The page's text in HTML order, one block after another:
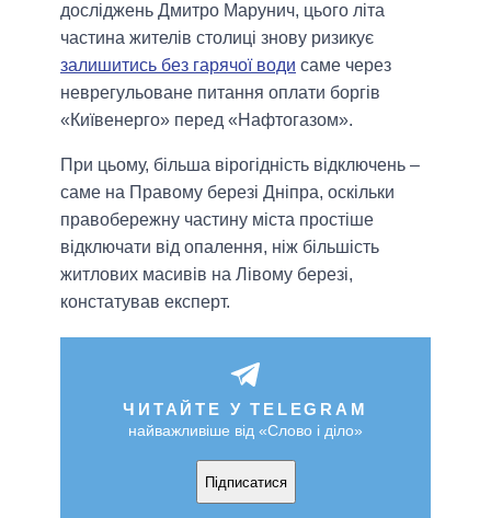
досліджень Дмитро Марунич, цього літа
частина жителів столиці знову ризикує
залишитись без гарячої води саме через
неврегульоване питання оплати боргів
«Київенерго» перед «Нафтогазом».
При цьому, більша вірогідність відключень –
саме на Правому березі Дніпра, оскільки
правобережну частину міста простіше
відключати від опалення, ніж більшість
житлових масивів на Лівому березі,
констатував експерт.
ЧИТАЙТЕ У TELEGRAM
найважливіше від «Слово і діло»
Підписатися